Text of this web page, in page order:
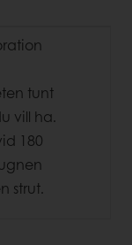
tunt
vill ha.
180
strut.